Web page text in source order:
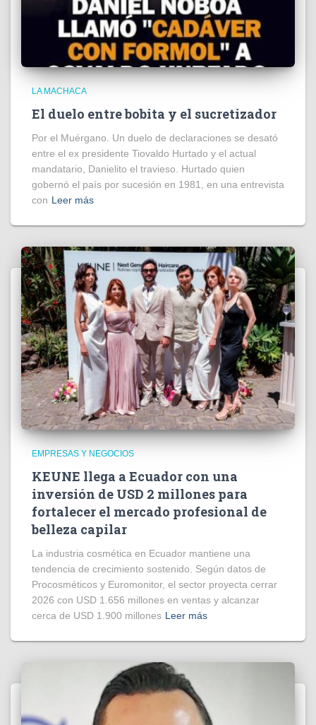
LA MACHACA
El duelo entre bobita y el sucretizador
Por el Muérgano. Un duelo de declaraciones se desató
entre el ex presidente Tiovaldo Hurtado y el actual
mandatario, Danielito el travieso. Hurtado quien
gobernó el país por sucesión en 1981, en una entrevista
con Leer más
EMPRESAS Y NEGOCIOS
KEUNE llega a Ecuador con una
inversión de USD 2 millones para
fortalecer el mercado profesional de
belleza capilar
La industria cosmética en Ecuador mantiene una
tendencia de crecimiento sostenido. Según datos de
Procosméticos y Euromonitor, el sector proyecta cerrar
2026 con USD 1.656 millones en ventas y alcanzar
cerca de USD 1.900 millones Leer más